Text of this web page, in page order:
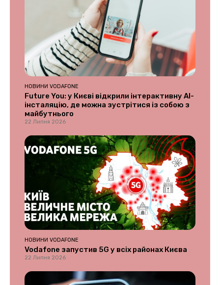
НОВИНИ VODAFONE
Future You: у Києві відкрили інтерактивну AI-
інсталяцію, де можна зустрітися із собою з
майбутнього
22 Липня 2026
НОВИНИ VODAFONE
Vodafone запустив 5G у всіх районах Києва
22 Липня 2026